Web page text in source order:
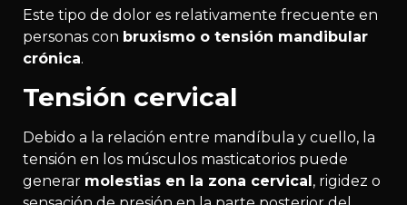
Este tipo de dolor es relativamente frecuente en
personas con bruxismo o tensión mandibular
crónica.
Tensión cervical
Debido a la relación entre mandíbula y cuello, la
tensión en los músculos masticatorios puede
generar molestias en la zona cervical , rigidez o